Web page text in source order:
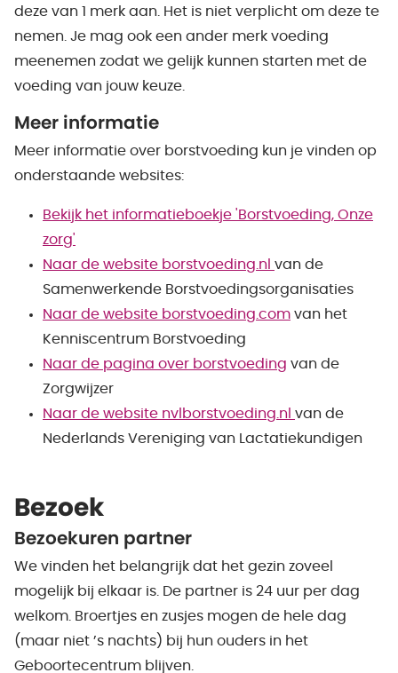
deze van 1 merk aan. Het is niet verplicht om deze te
nemen. Je mag ook een ander merk voeding
meenemen zodat we gelijk kunnen starten met de
voeding van jouw keuze.
Meer informatie
Meer informatie over borstvoeding kun je vinden op
onderstaande websites:
Bekijk het informatieboekje 'Borstvoeding, Onze
zorg'
Naar de website borstvoeding.nl van de
Samenwerkende Borstvoedingsorganisaties
Naar de website borstvoeding.com van het
Kenniscentrum Borstvoeding
Naar de pagina over borstvoeding van de
Zorgwijzer
Naar de website nvlborstvoeding.nl van de
Nederlands Vereniging van Lactatiekundigen
Bezoek
Bezoekuren partner
We vinden het belangrijk dat het gezin zoveel
mogelijk bij elkaar is. De partner is 24 uur per dag
welkom. Broertjes en zusjes mogen de hele dag
(maar niet ’s nachts) bij hun ouders in het
Geboortecentrum blijven.